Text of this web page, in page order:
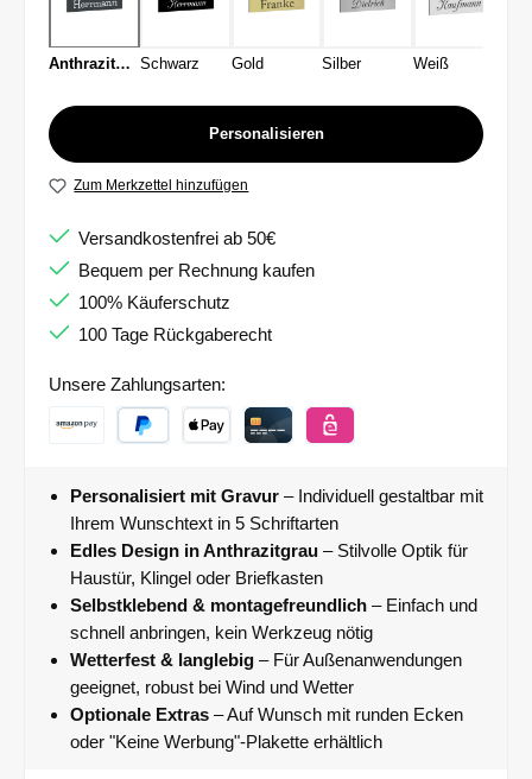
Anthrazitgrau Schwarz Gold Silber Weiß
Personalisieren
Zum Merkzettel hinzufügen
Versandkostenfrei ab 50€
Bequem per Rechnung kaufen
100% Käuferschutz
100 Tage Rückgaberecht
Unsere Zahlungsarten:
Personalisiert mit Gravur – Individuell gestaltbar mit
Ihrem Wunschtext in 5 Schriftarten
Edles Design in Anthrazitgrau – Stilvolle Optik für
Haustür, Klingel oder Briefkasten
Selbstklebend & montagefreundlich – Einfach und
schnell anbringen, kein Werkzeug nötig
Wetterfest & langlebig – Für Außenanwendungen
geeignet, robust bei Wind und Wetter
Optionale Extras – Auf Wunsch mit runden Ecken
oder "Keine Werbung"-Plakette erhältlich